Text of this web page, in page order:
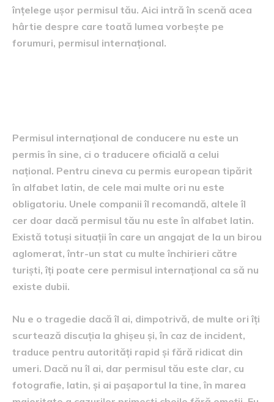
înțelege ușor permisul tău. Aici intră în scenă acea
hârtie despre care toată lumea vorbește pe
forumuri, permisul internațional.
Permisul internațional de conducere nu este un
permis în sine, ci o traducere oficială a celui
național. Pentru cineva cu permis european tipărit
în alfabet latin, de cele mai multe ori nu este
obligatoriu. Unele companii îl recomandă, altele îl
cer doar dacă permisul tău nu este în alfabet latin.
Există totuși situații în care un angajat de la un birou
aglomerat, într-un stat cu multe închirieri către
turiști, îți poate cere permisul internațional ca să nu
existe dubii.
Nu e o tragedie dacă îl ai, dimpotrivă, de multe ori îți
scurtează discuția la ghișeu și, în caz de incident,
traduce pentru autorități rapid și fără ridicat din
umeri. Dacă nu îl ai, dar permisul tău este clar, cu
fotografie, latin, și ai pașaportul la tine, în marea